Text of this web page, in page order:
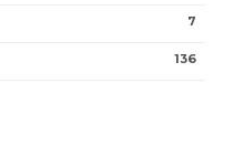
7
136